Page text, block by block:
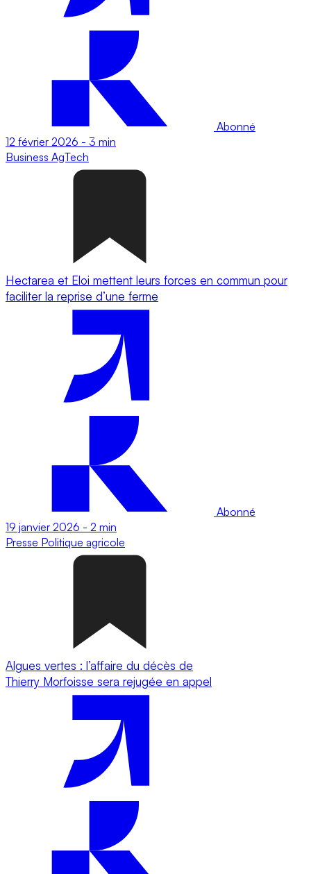
Abonné
12 février 2026 - 3 min
Business AgTech
Hectarea et Eloi mettent leurs forces en commun pour
faciliter la reprise d’une ferme
Abonné
19 janvier 2026 - 2 min
Presse Politique agricole
Algues vertes : l’affaire du décès de
Thierry Morfoisse sera rejugée en appel